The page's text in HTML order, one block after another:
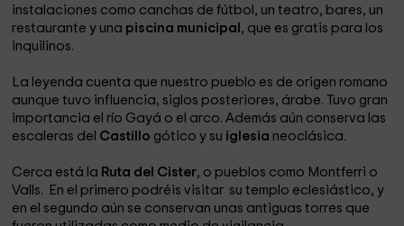
instalaciones como canchas de fútbol, un teatro, bares, un
restaurante y una piscina municipal , que es gratis para los
inquilinos.
La leyenda cuenta que nuestro pueblo es de origen romano
aunque tuvo influencia, siglos posteriores, árabe. Tuvo gran
importancia el río Gayá o el arco. Además aún conserva las
escaleras del Castillo gótico y su iglesia neoclásica.
Cerca está la Ruta del Cister, o pueblos como Montferri o
Valls. En el primero podréis visitar su templo eclesiástico, y
en el segundo aún se conservan unas antiguas torres que